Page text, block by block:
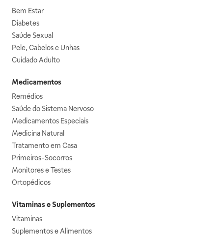
Bem Estar
Diabetes
Saúde Sexual
Pele, Cabelos e Unhas
Cuidado Adulto
Medicamentos
Remédios
Saúde do Sistema Nervoso
Medicamentos Especiais
Medicina Natural
Tratamento em Casa
Primeiros-Socorros
Monitores e Testes
Ortopédicos
Vitaminas e Suplementos
Vitaminas
Suplementos e Alimentos